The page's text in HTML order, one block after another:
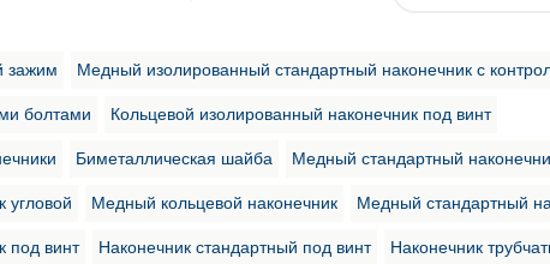
зажим Медный изолированный стандартный наконечник с
болтами Кольцевой изолированный наконечник под винт
Биметаллическая шайба Медный стандартный
угловой Медный кольцевой наконечник Медный стандартный
под винт Наконечник стандартный под винт Наконечник